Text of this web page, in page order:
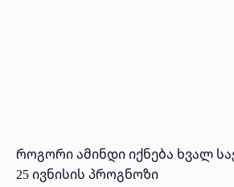
როგორი ამინდი იქნება ხვალ
25 ივნისის პროგნოზი